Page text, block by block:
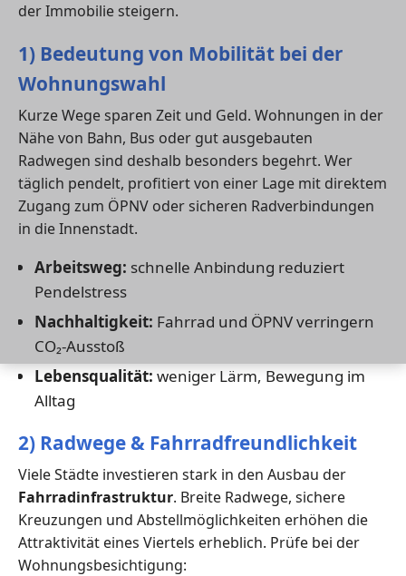
der Immobilie steigern.
1) Bedeutung von Mobilität bei der
Wohnungswahl
Kurze Wege sparen Zeit und Geld. Wohnungen in der
Nähe von Bahn, Bus oder gut ausgebauten
Radwegen sind deshalb besonders begehrt. Wer
täglich pendelt, profitiert von einer Lage mit direktem
Zugang zum ÖPNV oder sicheren Radverbindungen
in die Innenstadt.
Arbeitsweg: schnelle Anbindung reduziert
Pendelstress
Nachhaltigkeit: Fahrrad und ÖPNV verringern
CO₂-Ausstoß
Lebensqualität: weniger Lärm, Bewegung im
Alltag
2) Radwege & Fahrradfreundlichkeit
Viele Städte investieren stark in den Ausbau der
Fahrradinfrastruktur. Breite Radwege, sichere
Kreuzungen und Abstellmöglichkeiten erhöhen die
Attraktivität eines Viertels erheblich. Prüfe bei der
Wohnungsbesichtigung: